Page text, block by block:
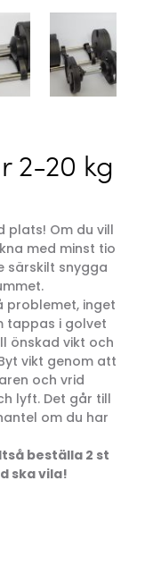
2-20 kg
plats! Om du vill
med minst tio
särskilt snygga
problemet, inget
tappas i golvet
önskad vikt och
vikt genom att
och vrid
lyft. Det går till
om du har
beställa 2 st
ska vila!